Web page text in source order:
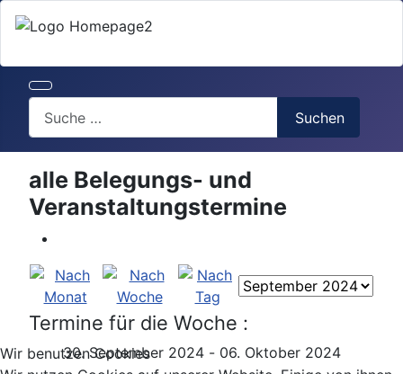
Suchen
alle Belegungs- und
Veranstaltungstermine
Termine für die Woche :
30. September 2024 - 06. Oktober 2024
Wir benutzen Cookies